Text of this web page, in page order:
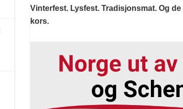
Vinterfest. Lysfest. Tradisjonsmat. Og
kors.